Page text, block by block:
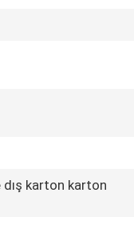
karton karton